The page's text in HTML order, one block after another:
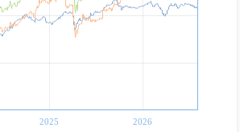
2025 2026